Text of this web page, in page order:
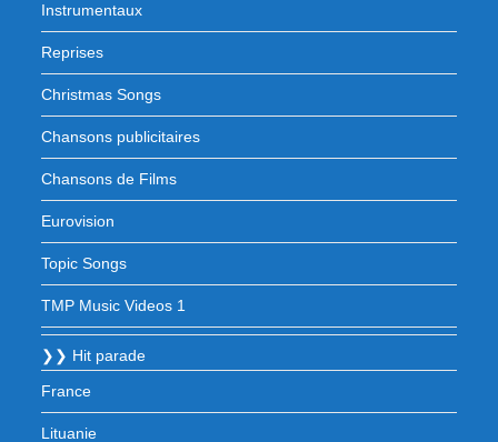
Instrumentaux
Reprises
Christmas Songs
Chansons publicitaires
Chansons de Films
Eurovision
Topic Songs
TMP Music Videos 1
❯❯ Hit parade
France
Lituanie